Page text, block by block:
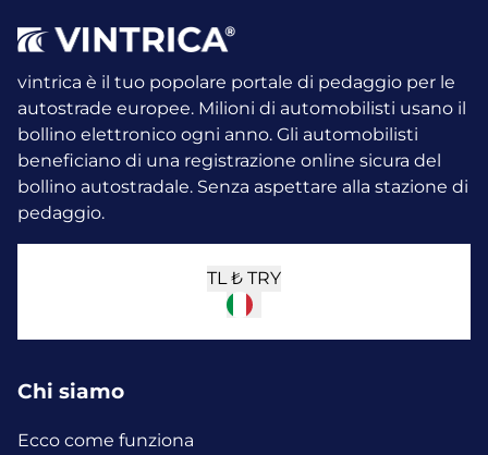
vintrica è il tuo popolare portale di pedaggio per le
autostrade europee. Milioni di automobilisti usano il
bollino elettronico ogni anno. Gli automobilisti
beneficiano di una registrazione online sicura del
bollino autostradale. Senza aspettare alla stazione di
pedaggio.
TL ₺ TRY
Chi siamo
Ecco come funziona